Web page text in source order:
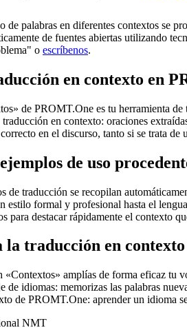
de palabras en diferentes contextos se
de fuentes abiertas utilizando
o escríbenos.
en contexto en
de PROMT.One es tu herramienta
en contexto: oraciones
en el discurso, tanto si se trata
de uso
de traducción se recopilan
estilo formal y profesional hasta el
para destacar rápidamente el contexto
la traducción en
amplías de forma eficaz tu
de idiomas: memorizas las palabras
de PROMT.One: aprender un idioma